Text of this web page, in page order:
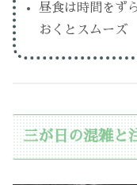
昼食は時間をず
おくとスムーズ
三が日の混雑と